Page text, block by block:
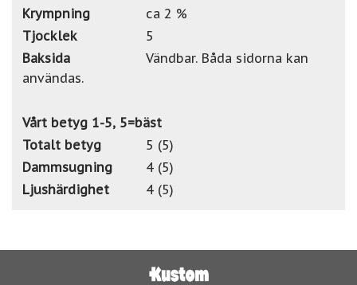
Krympning
ca 2 %
Tjocklek
5
Baksida
Vändbar. Båda sidorna kan
användas.
Vårt betyg 1-5, 5=bäst
Totalt betyg
5 (5)
Dammsugning
4 (5)
Ljushärdighet
4 (5)